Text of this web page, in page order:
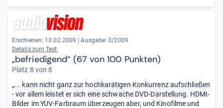
Erschienen: 13.02.2009
Ausgabe: 3/2009
Details zum Test
„befriedigend“ (67 von 100 Punkten)
Platz 8 von 8
„... kann nicht ganz zur hochkarätigen Konkurrenz aufschließen
- vor allem leistet er sich eine schwache DVD-Darstellung. HDMI-
Bilder im YUV-Farbraum überzeugen aber, und Kinofilme und